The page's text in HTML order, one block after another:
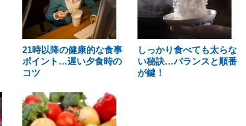
21時以降の健康的な食事
ポイント…遅い夕食時の
コツ
しっかり食べても太らな
い秘訣…バランスと順番
が鍵！